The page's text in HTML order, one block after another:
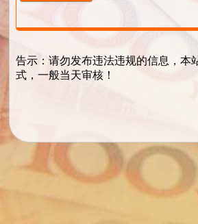
告示：请勿发布违法违规的信息，本
式，一般当天审核！